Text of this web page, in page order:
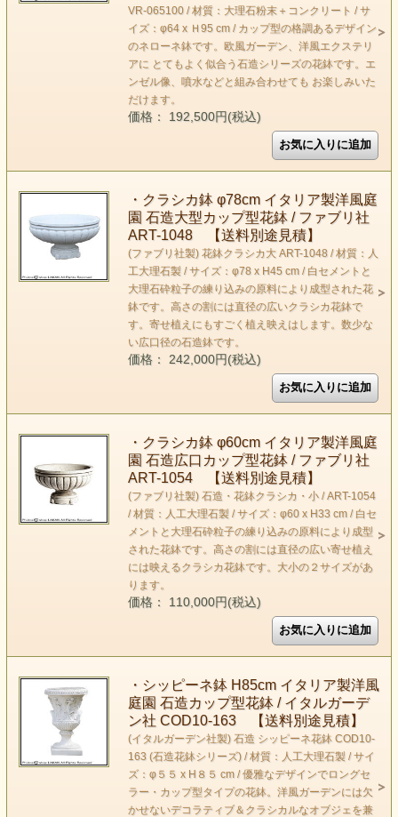
VR-065100 / 材質：大理石粉末＋コンクリート / サ
イズ：φ64 x Ｈ95 cm / カップ型の格調あるデザイン
のネローネ鉢です。欧風ガーデン、洋風エクステリ
アに とてもよく似合う石造シリーズの花鉢です。エ
ンゼル像、噴水などと組み合わせても お楽しみいた
だけます。
価格： 192,500円(税込)
・クラシカ鉢 φ78cm イタリア製洋風庭
園 石造大型カップ型花鉢 / ファブリ社
ART-1048 【送料別途見積】
(ファブリ社製) 花鉢クラシカ大 ART-1048 / 材質：人
工大理石製 / サイズ：φ78 x H45 cm / 白セメントと
大理石砕粒子の練り込みの原料により成型された花
鉢です。高さの割には直径の広いクラシカ花鉢で
す。寄せ植えにもすごく植え映えはします。数少な
い広口径の石造鉢です。
価格： 242,000円(税込)
・クラシカ鉢 φ60cm イタリア製洋風庭
園 石造広口カップ型花鉢 / ファブリ社
ART-1054 【送料別途見積】
(ファブリ社製) 石造・花鉢クラシカ・小 / ART-1054
/ 材質：人工大理石製 / サイズ：φ60 x H33 cm / 白セ
メントと大理石砕粒子の練り込みの原料により成型
された花鉢です。高さの割には直径の広い寄せ植え
には映えるクラシカ花鉢です。大小の２サイズがあ
ります。
価格： 110,000円(税込)
・シッピーネ鉢 H85cm イタリア製洋風
庭園 石造カップ型花鉢 / イタルガーデ
ン社 COD10-163 【送料別途見積】
(イタルガーデン社製) 石造 シッピーネ花鉢 COD10-
163 (石造花鉢シリーズ) / 材質：人工大理石製 / サイ
ズ：φ５５ x H８５ cm / 優雅なデザインでロングセ
ラー・カップ型タイプの花鉢。洋風ガーデンには欠
かせないデコラティブ＆クラシカルなオブジェを兼